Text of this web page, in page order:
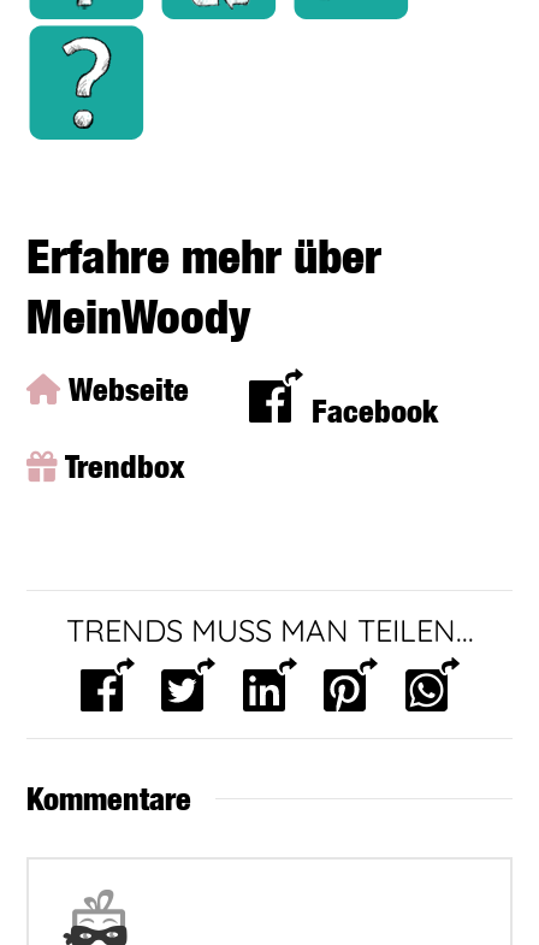
Erfahre mehr über
MeinWoody
Webseite
Facebook
Trendbox
TRENDS MUSS MAN TEILEN...
Kommentare